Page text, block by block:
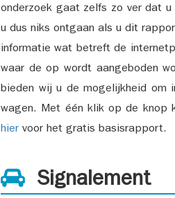
onderzoek gaat zelfs zo ver dat
u dus niks ontgaan als u dit
informatie wat betreft de
waar de op wordt aangeboden
bieden wij u de mogelijkheid om
wagen. Met één klik op de knop
hier voor het gratis basisrapport.
Signalement